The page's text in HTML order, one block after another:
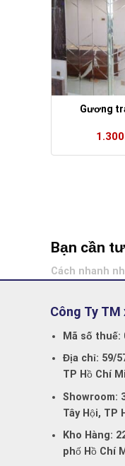
Gương
Bạn cần
Cách nhanh
Công Ty
Mã số thuế:
Địa chỉ: 59/
TP Hồ Chí
Showroom:
Tây Hội, TP
Kho Hàng:
phố Hồ Chí